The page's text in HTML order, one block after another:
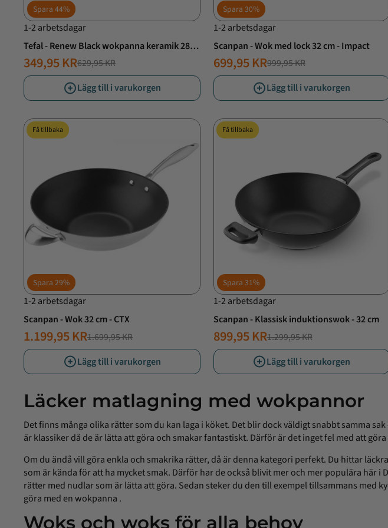
Spara 44%
1-2 arbetsdagar
Tefal - Renew Black wokpanna keramik 28
cm
NORMALT
PRIS
629,95 KR
ERBJUDANDE
PRIS
349,95 KR
Lägg till i varukorgen
Spara 30%
1-2 arbetsdagar
Scanpan - Wok med lock 32 cm - Impact
NORMALT
PRIS
999,95 KR
ERBJUDANDE
PRIS
699,95 KR
Lägg till i varukorgen
Få tillbaka
Spara 29%
1-2 arbetsdagar
Scanpan - Wok 32 cm - CTX
NORMALT
PRIS
1.699,95 KR
ERBJUDANDE
PRIS
1.199,95 KR
Lägg till i varukorgen
Få tillbaka
Spara 31%
1-2 arbetsdagar
Scanpan - Klassisk induktionswok - 32 cm
NORMALT
PRIS
1.299,95 KR
ERBJUDANDE
PRIS
899,95 KR
Lägg till i varukorgen
Läcker matlagning med wokpannor
Det finns många olika rätter som du kan laga i köket. Det blir dock väldigt snabbt samma
är klassiker då de är lätta att göra och smakar fantastiskt. Därför är det inget fel med att
Om du ändå vill göra enkla och smakrika rätter, då är denna kategori perfekt. Du hittar
som är kända för att ha mycket smak. Därför har de också blivit mer och mer populära här
rätter med nudlar som är lätta att göra. Sedan steker du den till exempel tillsammans med
göra med enwokpanna .
Woks och woks för alla behov